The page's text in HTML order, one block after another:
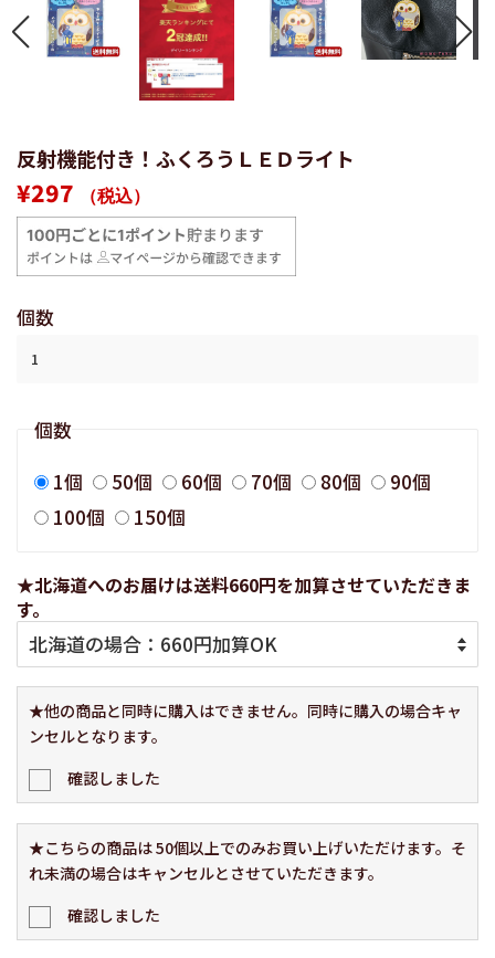
反射機能付き！ふくろうＬＥＤライト
通
常
価
格
¥297 （税込）
売
価
格
個数
個数
1個
50個 60個 70個 80個
90個
100個
150個
★北海道へのお届けは送料660円を加算させていただきま
す。
★他の商品と同時に購入はできません。同時に購入の場合キャ
ンセルとなります。
確認しました
★こちらの商品は 50個以上でのみお買い上げいただけます。そ
れ未満の場合はキャンセルとさせていただきます。
確認しました